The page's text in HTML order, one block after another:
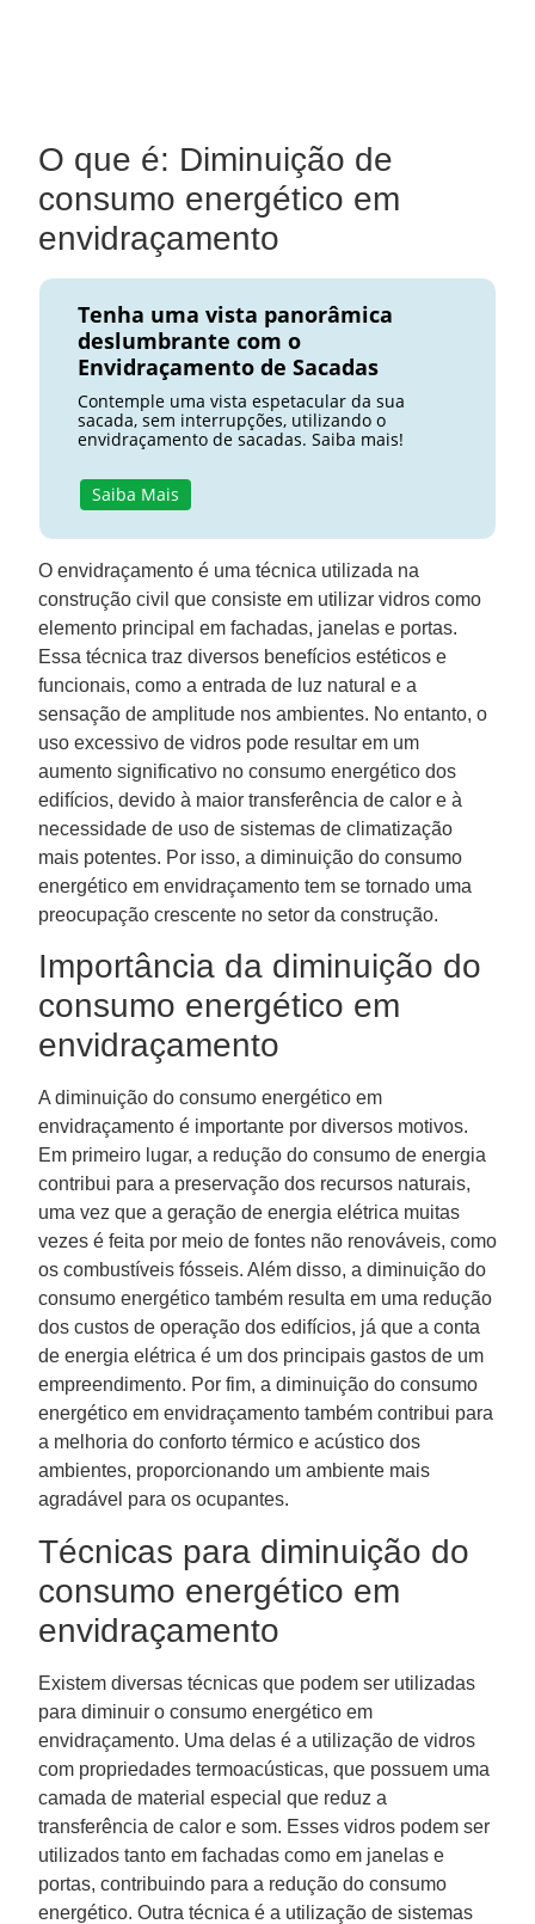
O que é: Diminuição de
consumo energético em
envidraçamento
Tenha uma vista panorâmica
deslumbrante com o
Envidraçamento de Sacadas
Contemple uma vista espetacular da sua
sacada, sem interrupções, utilizando o
envidraçamento de sacadas. Saiba mais!
Saiba Mais
O envidraçamento é uma técnica utilizada na
construção civil que consiste em utilizar vidros como
elemento principal em fachadas, janelas e portas.
Essa técnica traz diversos benefícios estéticos e
funcionais, como a entrada de luz natural e a
sensação de amplitude nos ambientes. No entanto, o
uso excessivo de vidros pode resultar em um
aumento significativo no consumo energético dos
edifícios, devido à maior transferência de calor e à
necessidade de uso de sistemas de climatização
mais potentes. Por isso, a diminuição do consumo
energético em envidraçamento tem se tornado uma
preocupação crescente no setor da construção.
Importância da diminuição do
consumo energético em
envidraçamento
A diminuição do consumo energético em
envidraçamento é importante por diversos motivos.
Em primeiro lugar, a redução do consumo de energia
contribui para a preservação dos recursos naturais,
uma vez que a geração de energia elétrica muitas
vezes é feita por meio de fontes não renováveis, como
os combustíveis fósseis. Além disso, a diminuição do
consumo energético também resulta em uma redução
dos custos de operação dos edifícios, já que a conta
de energia elétrica é um dos principais gastos de um
empreendimento. Por fim, a diminuição do consumo
energético em envidraçamento também contribui para
a melhoria do conforto térmico e acústico dos
ambientes, proporcionando um ambiente mais
agradável para os ocupantes.
Técnicas para diminuição do
consumo energético em
envidraçamento
Existem diversas técnicas que podem ser utilizadas
para diminuir o consumo energético em
envidraçamento. Uma delas é a utilização de vidros
com propriedades termoacústicas, que possuem uma
camada de material especial que reduz a
transferência de calor e som. Esses vidros podem ser
utilizados tanto em fachadas como em janelas e
portas, contribuindo para a redução do consumo
energético. Outra técnica é a utilização de sistemas